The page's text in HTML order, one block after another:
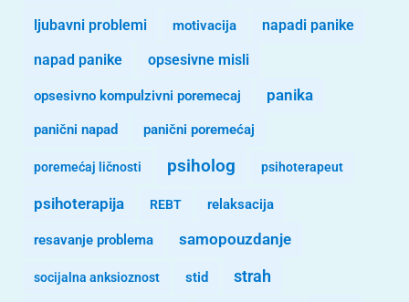
ljubavni problemi motivacija napadi panike
napad panike opsesivne misli
opsesivno kompulzivni poremecaj panika
panični napad panični poremećaj
poremećaj ličnosti psiholog psihoterapeut
psihoterapija REBT relaksacija
resavanje problema samopouzdanje
socijalna anksioznost stid strah